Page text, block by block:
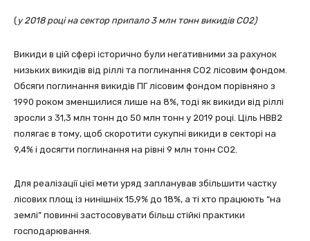
(у 2018 році на сектор припало 3 млн тоннвикидів СО2)
Викиди в цій сфері історично були негативними за рахунок
низьких викидів від ріллі та поглинання СО2 лісовим фондом.
Обсяги поглинання викидів ПГ лісовим фондом порівняно з
1990 роком зменшилися лише на 8%, тоді як викиди від ріллі
зросли з 31,3 млн тонн до 50 млн тонн у 2019 році. Ціль НВВ2
полягає в тому, щоб скоротити сукупні викиди в секторі на
9,4% і досягти поглинання на рівні 9 млн тонн СО2.
Для реалізації цієї мети уряд запланував збільшити частку
лісових площ із нинішніх 15,9% до 18%, а ті хто працюють “на
землі” повинні застосовувати більш стійкі практики
господарювання.